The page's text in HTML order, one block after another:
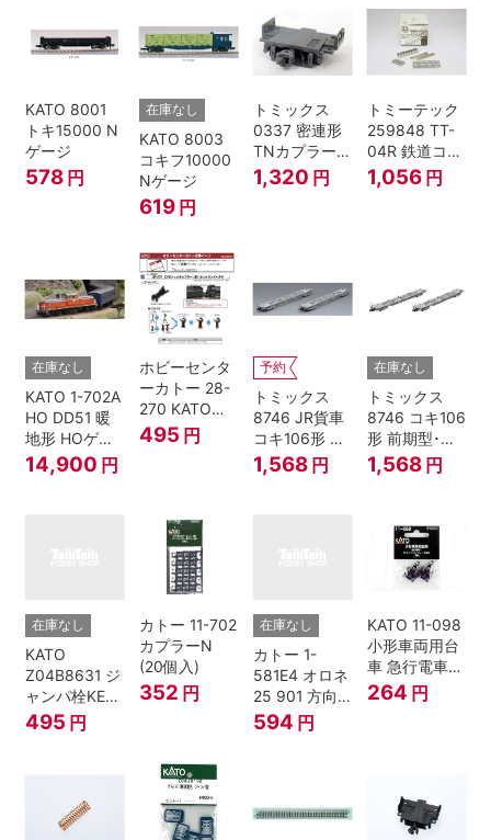
KATO 8001
トキ15000 N
ゲージ
578 円
在庫なし
KATO 8003
コキフ10000
Nゲージ
619 円
トミックス
0337 密連形
TNカプラー
(6個入・SPタ
イプ)
1,320 円
トミーテック
259848 TT-
04R 鉄道コレ
クション
1,056 円
在庫なし
KATO 1-702A
HO DD51 暖
地形 HOゲー
ジ
14,900 円
ホビーセンタ
ーカトー 28-
270 KATOナ
ックルカプラ
ー 黒 センタ
495 円
予約
トミックス
8746 JR貨車
コキ106形 前
期型･新塗装･
コンテナな
1,568 円
在庫なし
トミックス
8746 コキ106
形 前期型･新
塗装･コンテ
ナなし･2両セ
1,568 円
在庫なし
KATO
Z04B8631 ジ
ャンパ栓KE76
濃青 ランナー
495 円
カトー 11-702
カプラーN
(20個入)
352 円
在庫なし
カトー 1-
581E4 オロネ
25 901 方向
幕 4両分
594 円
KATO 11-098
小形車両用台
車 急行電車1
Bトレインシ
ョーティー 対
264 円